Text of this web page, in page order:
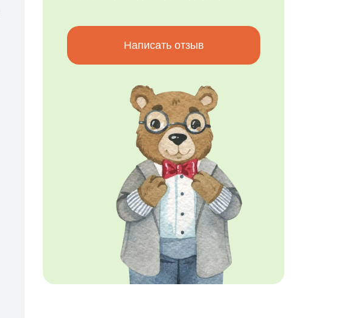
Написать отзыв